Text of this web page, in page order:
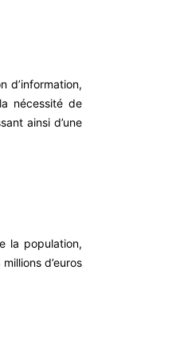
d’information,
nécessité de
ainsi d’une
la population,
d’euros